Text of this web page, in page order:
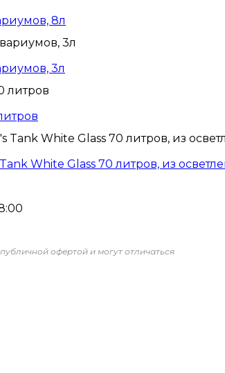
8л
3л
White Glass 70 литров, из
офертой и могут отличаться